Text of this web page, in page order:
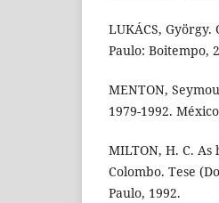
LUKÁCS,
Paulo: Boitempo,
MENTON,
1979-1992.
MILTON, H. C.
Colombo. Tese
Paulo, 1992.